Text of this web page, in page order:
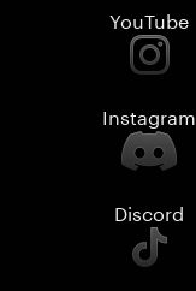
YouTube
Instagram
Discord